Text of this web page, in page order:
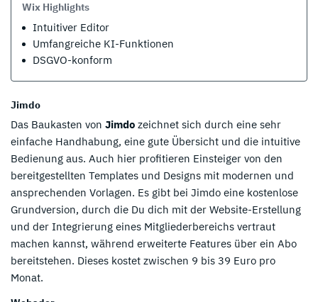
Wix Highlights
Intuitiver Editor
Umfangreiche KI-Funktionen
DSGVO-konform
Jimdo
Das Baukasten von Jimdo zeichnet sich durch eine sehr
einfache Handhabung, eine gute Übersicht und die intuitive
Bedienung aus. Auch hier profitieren Einsteiger von den
bereitgestellten Templates und Designs mit modernen und
ansprechenden Vorlagen. Es gibt bei Jimdo eine kostenlose
Grundversion, durch die Du dich mit der Website-Erstellung
und der Integrierung eines Mitgliederbereichs vertraut
machen kannst, während erweiterte Features über ein Abo
bereitstehen. Dieses kostet zwischen 9 bis 39 Euro pro
Monat.